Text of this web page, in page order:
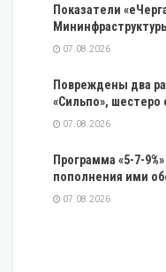
Показатели
07.08.2026
Повреждены два
«Сильпо», шестеро
07.08.2026
Программа «5-7-
пополнения ими
07.08.2026